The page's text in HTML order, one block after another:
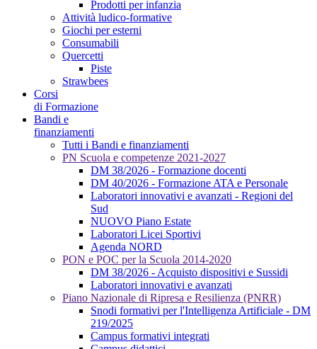
Prodotti per infanzia
Attività ludico-formative
Giochi per esterni
Consumabili
Quercetti
Piste
Strawbees
Corsi
di Formazione
Bandi e
finanziamenti
Tutti i Bandi e finanziamenti
PN Scuola e competenze 2021-2027
DM 38/2026 - Formazione docenti
DM 40/2026 - Formazione ATA e Personale
Laboratori innovativi e avanzati - Regioni del
Sud
NUOVO Piano Estate
Laboratori Licei Sportivi
Agenda NORD
PON e POC per la Scuola 2014-2020
DM 38/2026 - Acquisto dispositivi e Sussidi
Laboratori innovativi e avanzati
Piano Nazionale di Ripresa e Resilienza (PNRR)
Snodi formativi per l'Intelligenza Artificiale - DM
219/2025
Campus formativi integrati